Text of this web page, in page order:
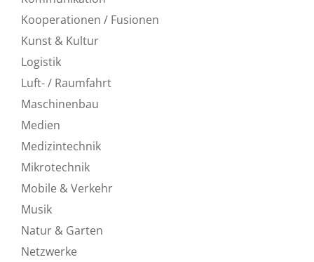
Kooperationen / Fusionen
Kunst & Kultur
Logistik
Luft- / Raumfahrt
Maschinenbau
Medien
Medizintechnik
Mikrotechnik
Mobile & Verkehr
Musik
Natur & Garten
Netzwerke